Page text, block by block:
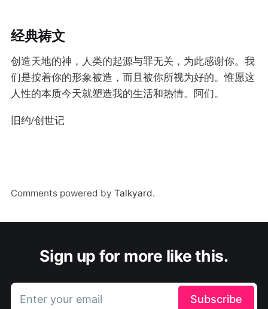
经典祷文
创造天地的神，人类的起源与罪无关，为此感谢你。我
们是按着你的形象被造，而且被你所视为好的。惟愿这
人性的本质今天就塑造我的生活和热情。阿们。
旧约/创世记
Comments powered by Talkyard.
Sign up for more like this.
Enter your email Subscribe